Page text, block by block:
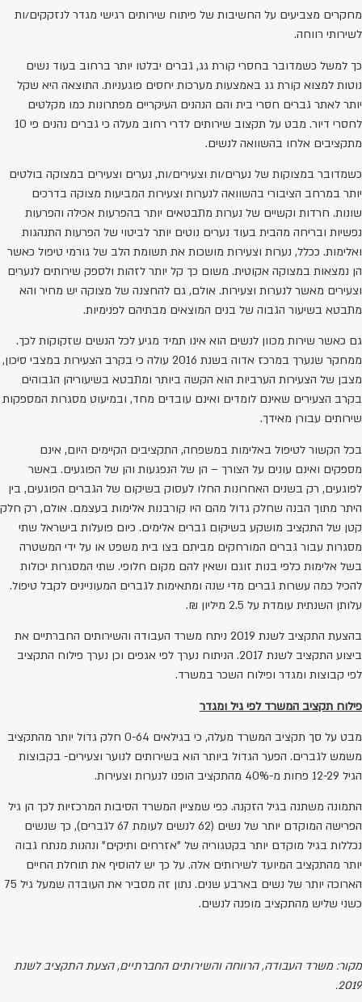
מחקרים מצביעים על החשיבות של פיתוח שירותים רגישי מגדר לנזקקים/ות
לשירותי רווחה.
כך למשל כשמדובר בחסרי קורת גג, גברים יבלטו יותר ברחוב בעוד נשים
נוטות למצוא קורת גג באמצעות מערכות יחסים פוגעניות. התוצאה היא שקל
יותר לאתר גברים חסרי בית והם הנהנים העיקריים מפתרונות כמו מקלטים
לחסרי דיור. מבט על תקצוב שירותים לדרי רחוב מעלה כי גברים נהנים פי 10
מתקציבים אלחו בהשוואה לנשים.
כשמדובר במצוקות של נערים/ות וצעירים/ות, נערים וצעירים במצוקה בולטים
יותר במרחב הציבורי בהשוואה לנערות וצעירות המביעות מצוקה בדרכים
שונות. חרדות וקשיים של נערות מתבטאים יותר בהפרעות אכילה והפרעות
נפשיות ובריחה מהבית בעוד נערים נוטים יותר לביטוי של הפרעות התנהגות
ואלימות. ככלל, נערות וצעירות מושכות את תשומת הלב של גורמי טיפול כאשר
הן נמצאות במצוקה אקוטית. משום כך קל יותר לזהות ולספק שירותים לנערים
וצעירים מאשר לנערות וצעירות. אולם, גם להחצנה של מצוקה יש מחיר והא
מתבטא בשיעור הגבוה של בנים המוצאים מבתיהם לפנימיות.
גם כאשר שירות מכוון לנשים הוא אינו תמיד מגיע לכל הנשים שזקוקות לכך.
ממחקר שנערך במרכז אדוה בשנת 2016 עולה כי בקרב הצעירות במצבי סיכון,
מצבן של הצעירות הערביות הוא הקשה ביותר ומתבטא בשיעוריהן הגבוהים
בקרב הצעירים שאינם לומדים ואינם עובדים מחד, ובמיעוט מסגרות המספקות
שירותים עבורן מאידך.
בכל הקשור לטיפול באלימות במשפחה, התקציבים הקיימים היום, אינם
מספקים ואינם עונים על הצורך – הן של הנפגעות והן של הפוגעים. באשר
לפוגעים, רק בשנים האחרונות החלו לעסוק בשיקום של הגברים הפוגעים, בין
היתר מתוך הבנה שחלק גדול מהם היו קורבנות אלימות בעצמם. אולם, רק חלק
קטן של התקציב מושקע בשיקום גברים אלימים. כיום פועלות בישראל שתי
מסגרות עבור גברים המורחקים מביתם בצו בית משפט או על ידי המשטרה
בשל אלימות כלפי בנות זוגם ושאין להם מקום חלופי. שתי המסגרות יכולות
להכיל כמה עשרות גברים מדי שנה ומתאימות לגברים המעוניינים לקבל טיפול.
עלותן השנתית עומדת על 2.5 מיליון ₪.
בהצעת התקציב לשנת 2019 ניתח משרד העבודה והשירותים החברתיים את
ביצוע התקציב לשנת 2017. הניתוח נערך לפי אגפים וכן נערך פילוח התקציב
לפי קבוצות ומגדר ופילוח השכר במשרד.
פילוח תקציב המשרד לפי גיל ומגדר
מבט על סך תקציב המשרד מעלה, כי בגילאים 0-64 חלק גדול יותר מהתקציב
משמש לגברים. הפער הגדול ביותר הוא בשירותים לנוער וצעירים- בקבוצות
הגיל 12-29 פחות מ-40% מהתקציב הופנו לנערות וצעירות.
התמונה משתנה בגיל הזקנה. כפי שמציין המשרד הסיבות המרכזיות לכך הן גיל
הפרישה המוקדם יותר של נשים (62 לנשים לעומת 67 לגברים), כך שנשים
נכללות בגיל מוקדם יותר בקטגוריה של "אזרחים ותיקים" ונהנות מנתח גבוה
יותר מהתקציב המיועד לשירותים אלה. על כך יש להוסיף את תוחלת החיים
הארוכה יותר של נשים בארבע שנים. נתון זה מסביר את העובדה שמעל גיל 75
כשני שליש מהתקציב מופנה לנשים.
מקור: משרד העבודה, הרווחה והשירותים החברתיים, הצעת התקציב לשנת
2019.